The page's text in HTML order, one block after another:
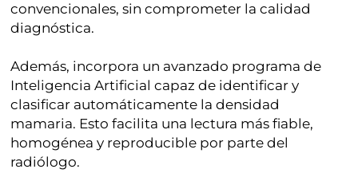
convencionales, sin comprometer la calidad
diagnóstica.
Además, incorpora un avanzado programa de
Inteligencia Artificial capaz de identificar y
clasificar automáticamente la densidad
mamaria. Esto facilita una lectura más fiable,
homogénea y reproducible por parte del
radiólogo.